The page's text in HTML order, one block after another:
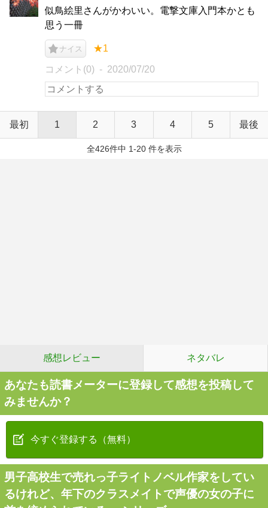
似鳥絵里さんがかわいい。電撃文庫入門本かとも
思う一冊
ナイス ★1
コメント(0) 2020/07/20
最初 1 2 3 4 5 最後
全426件中 1-20 件を表示
感想レビュー ネタバレ
あなたも読書メーターに登録して感想を投稿して
みませんか？
今すぐ登録する（無料）
男子高校生で売れっ子ライトノベル作家をしてい
るけれど、年下のクラスメイトで声優の女の子に